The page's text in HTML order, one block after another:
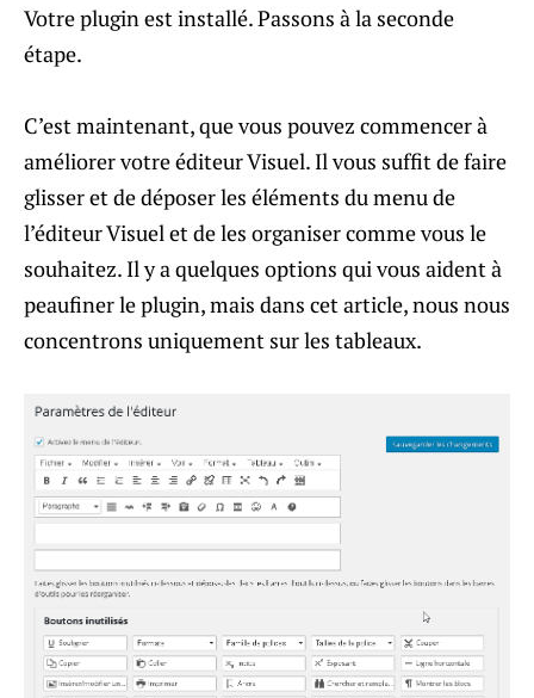
Votre plugin est installé. Passons à la seconde
étape.
C’est maintenant, que vous pouvez commencer à
améliorer votre éditeur Visuel. Il vous suffit de faire
glisser et de déposer les éléments du menu de
l’éditeur Visuel et de les organiser comme vous le
souhaitez. Il y a quelques options qui vous aident à
peaufiner le plugin, mais dans cet article, nous nous
concentrons uniquement sur les tableaux.